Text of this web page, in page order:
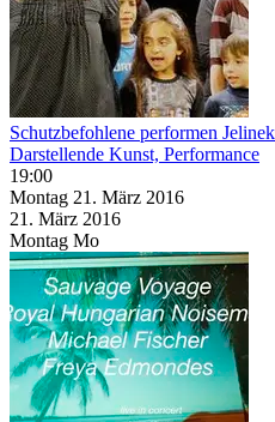
Schutzbefohlene performen
Darstellende Kunst, Performance
19:00
Montag 21. März 2016
21. März 2016
Montag Mo